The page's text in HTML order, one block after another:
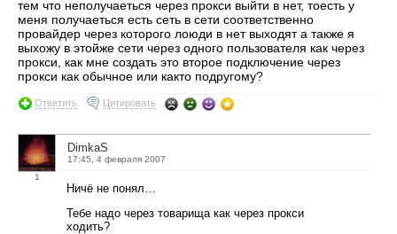
тем что неполучаеться через прокси выйти в нет, тоесть у
меня получаеться есть сеть в сети соответственно
провайдер через которого лоюди в нет выходят а также я
выхожу в этойже сети через одного пользователя как через
прокси, как мне создать это второе подключение через
прокси как обычное или както подругому?
Ответить Цитировать
1
DimkaS
17:45, 4 февраля 2007
Ничё не понял…
Тебе надо через товарища как через прокси
ходить?